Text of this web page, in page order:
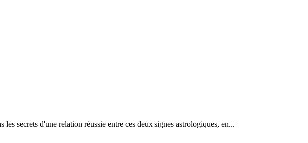
secrets d'une relation réussie entre ces deux signes astrologiques, en...